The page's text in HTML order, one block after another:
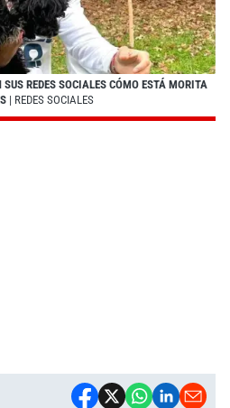
REDES SOCIALES CÓMO ESTÁ MORITA
| REDES SOCIALES